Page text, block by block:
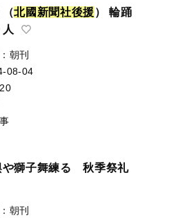
（北國 新聞社後援） 輪踊
朝刊
08-04
20
や獅子舞練る 秋季祭礼
朝刊